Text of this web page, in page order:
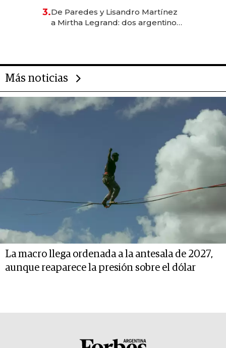
las marcas "fast premium"
3.De Paredes y Lisandro Martínez
a Mirtha Legrand: dos argentinos
Más noticias
La macro llega ordenada a la antesala de 2027,
aunque reaparece la presión sobre el dólar